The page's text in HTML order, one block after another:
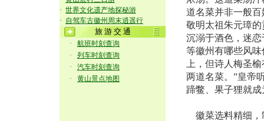
· 世界文化遗产地探秘游
· 自驾车古徽州周末逍遥行
旅 游 交 通
·
航班时刻查询
·
列车时刻查询
·
汽车时刻查询
·
黄山景点地图
道名菜并非一般
敬明太祖朱元璋
沉溺于酒色，迷
等徽州有哪些风
上，但诗人梅圣
两道名菜。”皇帝
蹄鳖、果子狸就
徽菜选料精细，